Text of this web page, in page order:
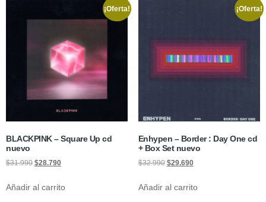
¡Oferta!
BLACKPINK – Square Up cd
nuevo
$31.990 $28.790
Añadir al carrito
¡Oferta!
Enhypen – Border : Day One cd
+ Box Set nuevo
$32.990 $29.690
Añadir al carrito